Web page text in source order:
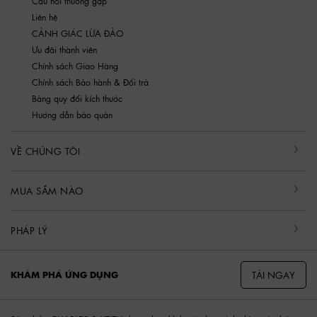
Liên hệ
CẢNH GIÁC LỪA ĐẢO
Ưu đãi thành viên
Chính sách Giao Hàng
Chính sách Bảo hành & Đổi trả
Bảng quy đổi kích thước
Hướng dẫn bảo quản
VỀ CHÚNG TÔI
MUA SẮM NÀO
PHÁP LÝ
KHÁM PHÁ ỨNG DỤNG TẢI NGAY